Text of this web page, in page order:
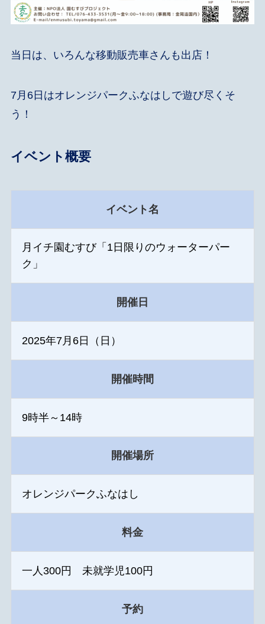
当日は、いろんな移動販売車さんも出店！
7月6日はオレンジパークふなはしで遊び尽くそ
う！
イベント概要
イベント名
月イチ園むすび「1日限りのウォーターパー
ク」
開催日
2025年7月6日（日）
開催時間
9時半～14時
開催場所
オレンジパークふなはし
料金
一人300円 未就学児100円
予約